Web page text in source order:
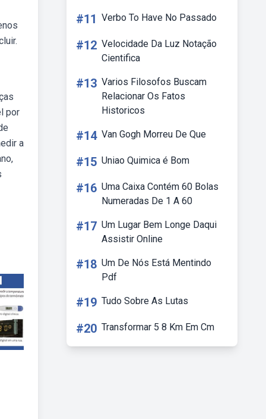
por
a
#11 Verbo To Have No Passado
#12 Velocidade Da Luz Notação
Cientifica
#13 Varios Filosofos Buscam
Relacionar Os Fatos
Historicos
#14 Van Gogh Morreu De Que
#15 Uniao Quimica é Bom
#16 Uma Caixa Contém 60 Bolas
Numeradas De 1 A 60
#17 Um Lugar Bem Longe Daqui
Assistir Online
#18 Um De Nós Está Mentindo
Pdf
#19 Tudo Sobre As Lutas
#20 Transformar 5 8 Km Em Cm